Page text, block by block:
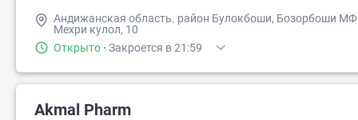
Андижанская область. район Булокбоши, Бозорбоши
Мехри кулол, 10
Открыто · Закроется в 21:59
Akmal Pharm